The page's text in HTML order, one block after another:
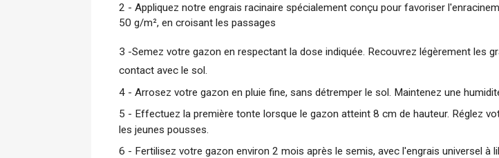
2 - Appliquez notre engrais racinaire spécialement conçu pour favoriser
50 g/m², en croisant les passages
3 -Semez votre gazon en respectant la dose indiquée. Recouvrez légèrement les
contact avec le sol.
4 - Arrosez votre gazon en pluie fine, sans détremper le sol. Maintenez une
5 - Effectuez la première tonte lorsque le gazon atteint 8 cm de hauteur. Réglez
les jeunes pousses.
6 - Fertilisez votre gazon environ 2 mois après le semis, avec l'engrais universel